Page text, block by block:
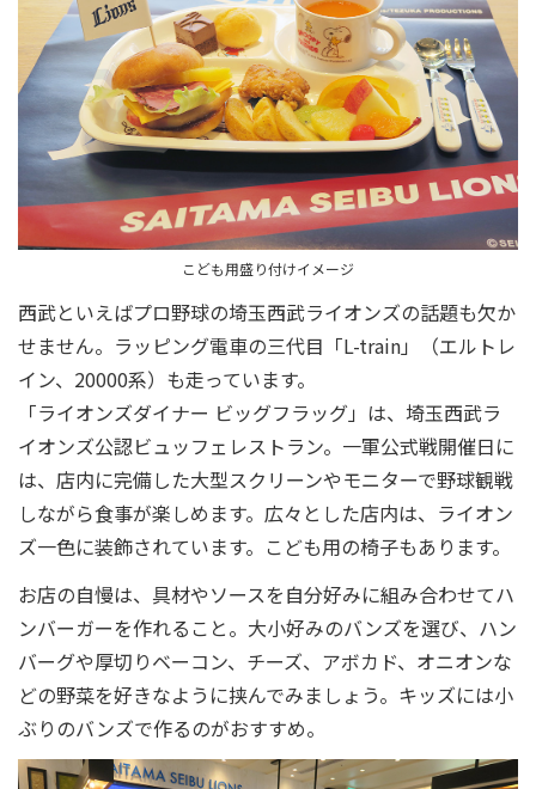
こども用盛り付けイメージ
西武といえばプロ野球の埼玉西武ライオンズの話題も欠か
せません。ラッピング電車の三代目「L-train」（エルトレ
イン、20000系）も走っています。
「ライオンズダイナー ビッグフラッグ」は、埼玉西武ラ
イオンズ公認ビュッフェレストラン。一軍公式戦開催日に
は、店内に完備した大型スクリーンやモニターで野球観戦
しながら食事が楽しめます。広々とした店内は、ライオン
ズ一色に装飾されています。こども用の椅子もあります。
お店の自慢は、具材やソースを自分好みに組み合わせてハ
ンバーガーを作れること。大小好みのバンズを選び、ハン
バーグや厚切りベーコン、チーズ、アボカド、オニオンな
どの野菜を好きなように挟んでみましょう。キッズには小
ぶりのバンズで作るのがおすすめ。